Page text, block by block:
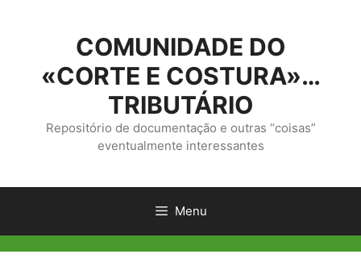
conteúdo
COMUNIDADE DO
«CORTE E COSTURA»…
TRIBUTÁRIO
Repositório de documentação e outras “coisas”
eventualmente interessantes
Menu